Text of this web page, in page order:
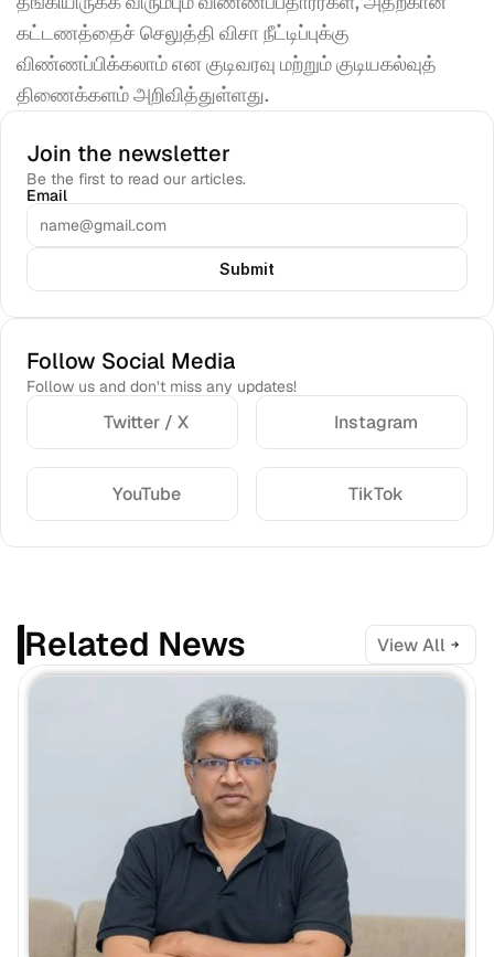
கட்டணத்தைச் செலுத்தி விசா நீட்டிப்புக்கு
விண்ணப்பிக்கலாம் என குடிவரவு மற்றும் குடியகல்வுத்
திணைக்களம் அறிவித்துள்ளது.
Join the newsletter
Be the first to read our articles.
Email
Submit
Follow Social Media
Follow us and don’t miss any updates!
Twitter / X Instagram
YouTube TikTok
Related News View All